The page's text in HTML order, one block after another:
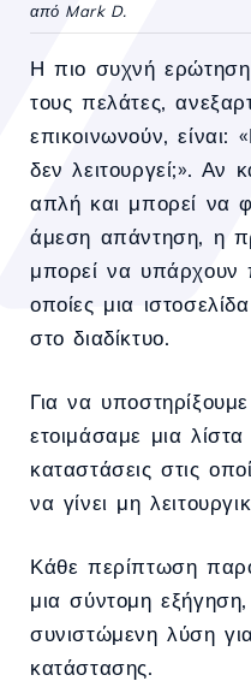
από Mark D.
Η πιο συχνή
τους πελάτες,
επικοινωνούν, είναι:
δεν λειτουργεί;». Αν
απλή και μπορεί να
άμεση απάντηση, η
μπορεί να υπάρχουν
οποίες μια
στο διαδίκτυο.
Για να
ετοιμάσαμε μια
καταστάσεις στις
να γίνει μη
Κάθε περίπτωση
μια σύντομη
συνιστώμενη λύση
κατάστασης.